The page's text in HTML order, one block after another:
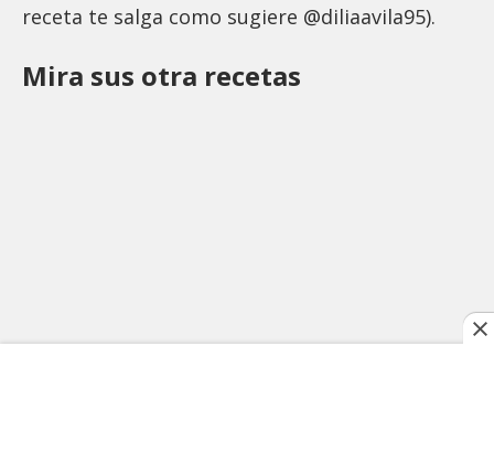
receta te salga como sugiere @diliaavila95).
Mira sus otra recetas